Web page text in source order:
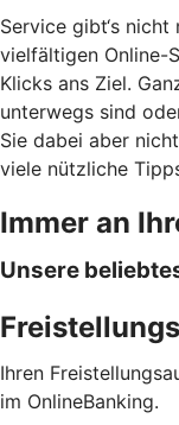
Service gibt‘s
vielfältigen Online-
Klicks ans Ziel.
unterwegs sind
Sie dabei aber
viele nützliche
Immer an
Unsere
Ihren
im OnlineBanking.